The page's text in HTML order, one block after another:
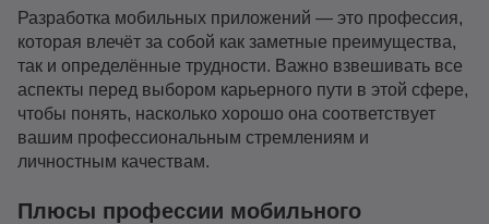
Разработка мобильных приложений — это профессия,
которая влечёт за собой как заметные преимущества,
так и определённые трудности. Важно взвешивать все
аспекты перед выбором карьерного пути в этой сфере,
чтобы понять, насколько хорошо она соответствует
вашим профессиональным стремлениям и
личностным качествам.
Плюсы профессии мобильного